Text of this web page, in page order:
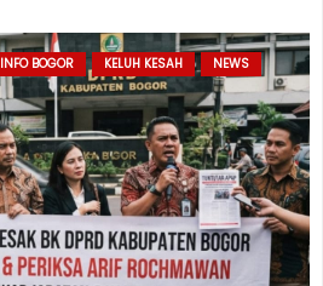
INFO BOGOR KELUH KESAH
NEWS